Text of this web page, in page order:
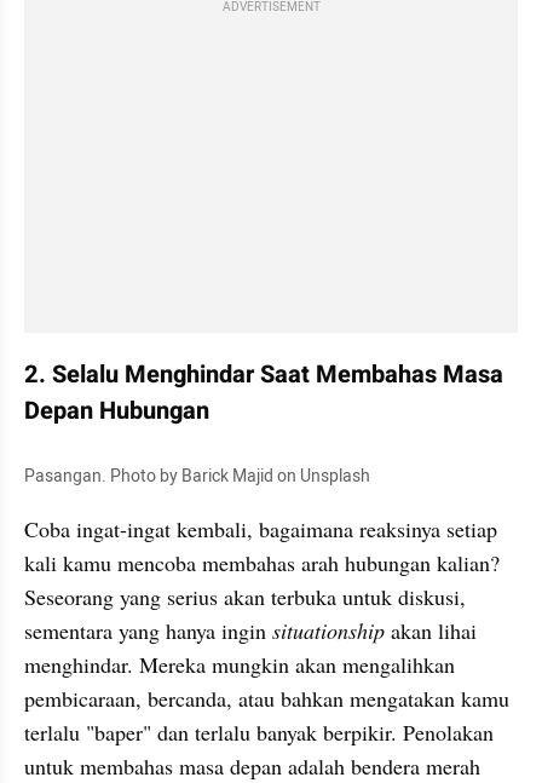
ADVERTISEMENT
2. Selalu Menghindar Saat Membahas Masa
Depan Hubungan
Pasangan. Photo by Barick Majid on Unsplash
Coba ingat-ingat kembali, bagaimana reaksinya setiap
kali kamu mencoba membahas arah hubungan kalian?
Seseorang yang serius akan terbuka untuk diskusi,
sementara yang hanya ingin situationship akan lihai
menghindar. Mereka mungkin akan mengalihkan
pembicaraan, bercanda, atau bahkan mengatakan kamu
terlalu "baper" dan terlalu banyak berpikir. Penolakan
untuk membahas masa depan adalah bendera merah